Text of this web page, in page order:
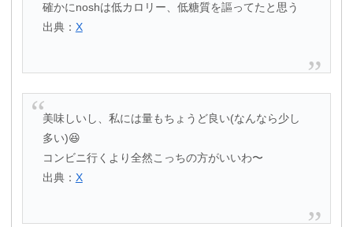
確かにnoshは低カロリー、低糖質を謳ってたと思う
出典： X
美味しいし、私には量もちょうど良い(なんなら少し
多い)😆
コンビニ行くより全然こっちの方がいいわ〜
出典： X